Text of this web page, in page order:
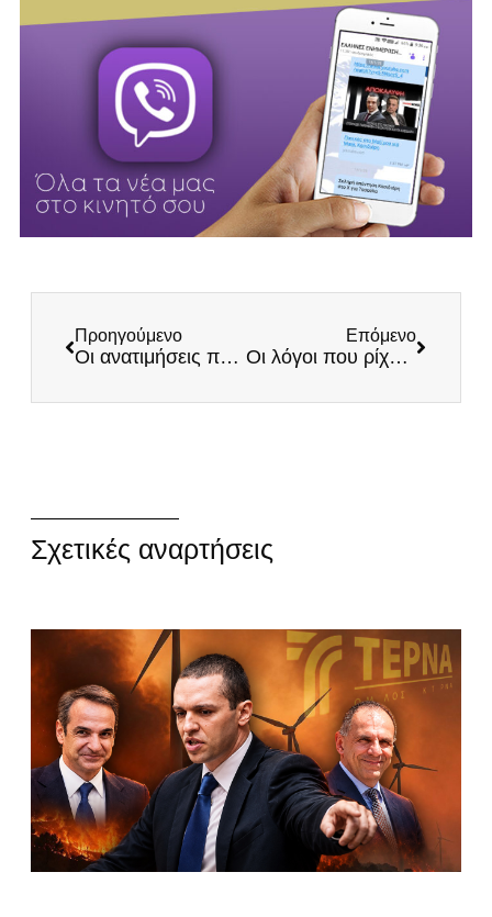
Προηγούμενο
Οι ανατιμήσεις που έρχονται στην «ανάπτυξη» της ΝΔ και η επόμενη μέρα
Επόμενο
Οι λόγοι που ρίχνουν την ανίκανη κυβέρνηση – Τα λάθη της που οδηγούν στην καταστροφή
Σχετικές αναρτήσεις